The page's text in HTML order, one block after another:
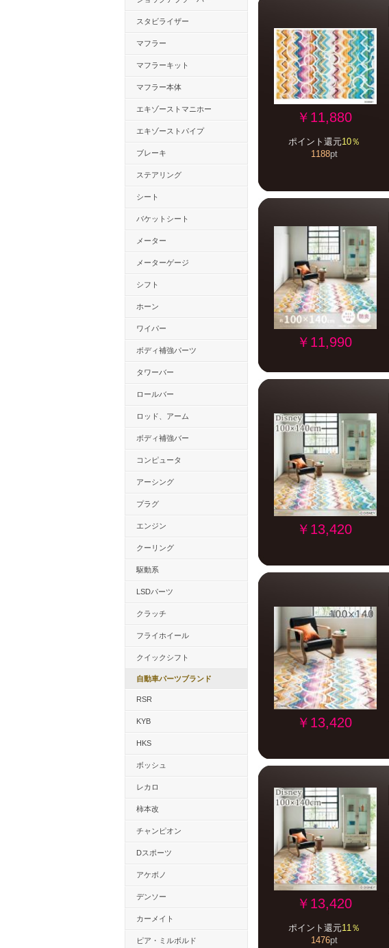
スタビライザー
マフラー
マフラーキット
マフラー本体
エキゾーストマニホー
エキゾーストパイプ
ブレーキ
ステアリング
シート
バケットシート
メーター
メーターゲージ
シフト
ホーン
ワイパー
ボディ補強パーツ
タワーバー
ロールバー
ロッド、アーム
ボディ補強バー
コンピュータ
アーシング
プラグ
エンジン
クーリング
駆動系
LSDパーツ
クラッチ
フライホイール
クイックシフト
自動車パーツブランド
RSR
KYB
HKS
ボッシュ
レカロ
柿本改
チャンピオン
Dスポーツ
アケボノ
デンソー
カーメイト
ピア・ミルボルド
￥11,880
ポイント還元10％
1188pt
￥11,990
￥13,420
￥13,420
￥13,420
ポイント還元11％
1476pt